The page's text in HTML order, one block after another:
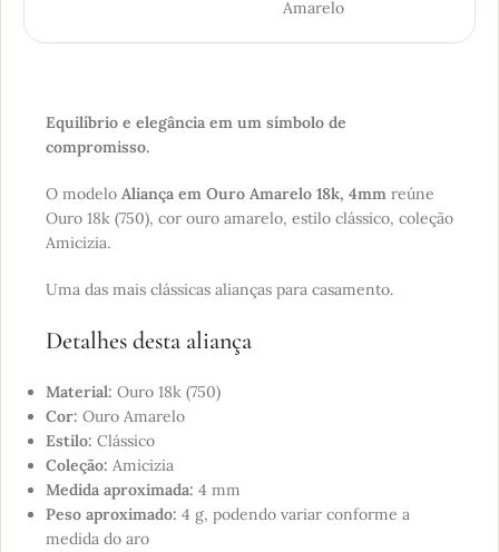
Amarelo
Equilíbrio e elegância em um símbolo de
compromisso.
O modelo Aliança em Ouro Amarelo 18k, 4mm reúne
Ouro 18k (750), cor ouro amarelo, estilo clássico, coleção
Amicizia.
Uma das mais clássicas alianças para casamento.
Detalhes desta aliança
Material: Ouro 18k (750)
Cor: Ouro Amarelo
Estilo: Clássico
Coleção: Amicizia
Medida aproximada: 4 mm
Peso aproximado: 4 g, podendo variar conforme a
medida do aro